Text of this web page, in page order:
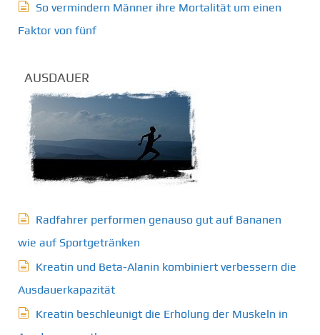
So vermindern Männer ihre Mortalität um einen
Faktor von fünf
AUSDAUER
Radfahrer performen genauso gut auf Bananen
wie auf Sportgetränken
Kreatin und Beta-Alanin kombiniert verbessern die
Ausdauerkapazität
Kreatin beschleunigt die Erholung der Muskeln in